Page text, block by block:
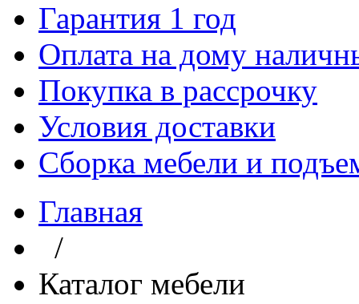
Гарантия 1 год
Оплата на дому
Покупка в рассрочку
Условия доставки
Сборка мебели и
Главная
/
Каталог мебели